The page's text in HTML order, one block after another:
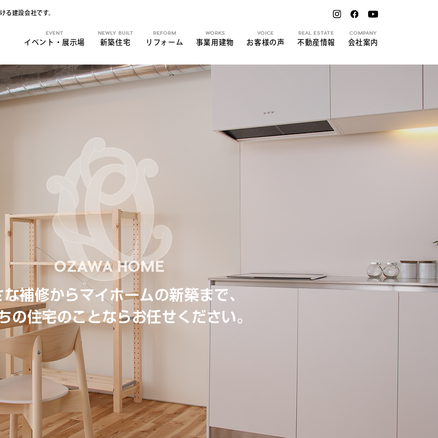
る建設会社です。
EVENT
イベント・展示場
NEWLY BUILT
新築住宅
REFORM
リフォーム
WORKS
事業用建物
VOICE
お客様の声
REAL ESTATE
不動産情報
COMPANY
会社案内
な補修からマイホームの新築まで、
の住宅のことならお任せください。